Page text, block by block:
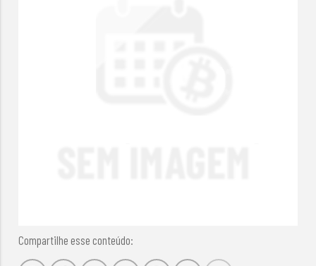
Compartilhe esse conteúdo: